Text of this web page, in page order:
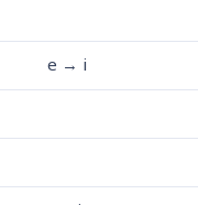
e → i